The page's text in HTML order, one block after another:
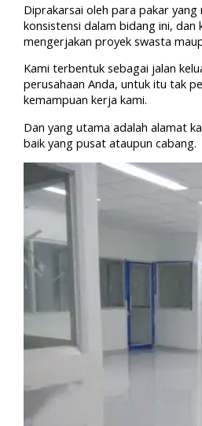
Diprakarsai oleh para pakar
konsistensi dalam bidang ini, dan
mengerjakan proyek swasta
Kami terbentuk sebagai jalan
perusahaan Anda, untuk itu tak
kemampuan kerja kami.
Dan yang utama adalah alamat
baik yang pusat ataupun cabang.